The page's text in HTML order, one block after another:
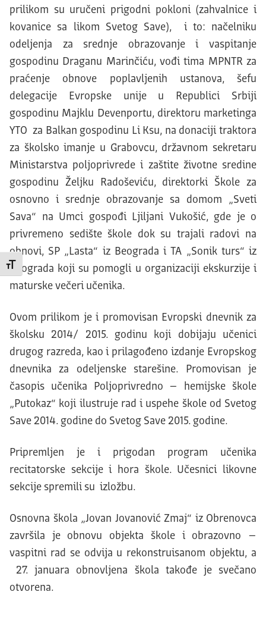
Promeni veličinu slova
prilikom su uručeni prigodni pokloni (zahvalnice i
kovanice sa likom Svetog Save), i to: načelniku
odeljenja za srednje obrazovanje i vaspitanje
gospodinu Draganu Marinčiću, vođi tima MPNTR za
praćenje obnove poplavljenih ustanova, šefu
delegacije Evropske unije u Republici Srbiji
gospodinu Majklu Devenportu, direktoru marketinga
YTO za Balkan gospodinu Li Ksu, na donaciji traktora
za školsko imanje u Grabovcu, državnom sekretaru
Ministarstva poljoprivrede i zaštite životne sredine
gospodinu Željku Radoševiću, direktorki Škole za
osnovno i srednje obrazovanje sa domom „Sveti
Sava“ na Umci gospođi Ljiljani Vukošić, gde je o
privremeno sedište škole dok su trajali radovi na
obnovi, SP „Lasta“ iz Beograda i TA „Sonik turs“ iz
Beograda koji su pomogli u organizaciji ekskurzije i
maturske večeri učenika.
Ovom prilikom je i promovisan Evropski dnevnik za
školsku 2014/ 2015. godinu koji dobijaju učenici
drugog razreda, kao i prilagođeno izdanje Evropskog
dnevnika za odeljenske starešine. Promovisan je
časopis učenika Poljoprivredno – hemijske škole
„Putokaz“ koji ilustruje rad i uspehe škole od Svetog
Save 2014. godine do Svetog Save 2015. godine.
Pripremljen je i prigodan program učenika
recitatorske sekcije i hora škole. Učesnici likovne
sekcije spremili su izložbu.
Osnovna škola „Jovan Jovanović Zmaj“ iz Obrenovca
završila je obnovu objekta škole i obrazovno –
vaspitni rad se odvija u rekonstruisanom objektu, a
27. januara obnovljena škola takođe je svečano
otvorena.